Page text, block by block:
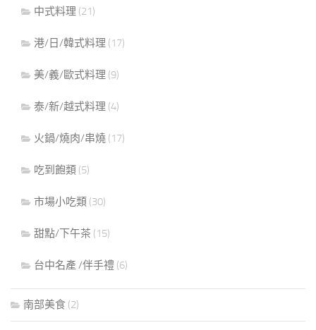
中式料理 (21)
港/日/韓式料理 (17)
美/義/歐式料理 (9)
泰/新/越式料理 (4)
火鍋/燒肉/串燒 (17)
吃到飽類 (5)
市場小吃類 (30)
甜點/下午茶 (15)
台中名產 /伴手禮 (6)
南部美食 (2)